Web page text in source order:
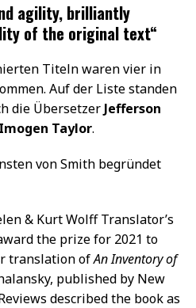
agility, brilliantly
of the original text“
Titeln waren vier in
Auf der Liste standen
die Übersetzer Jefferson
Imogen Taylor.
von Smith begründet
& Kurt Wolff Translator’s
the prize for 2021 to
translation ofAn Inventory of
published by New
described the book as